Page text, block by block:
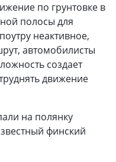
по грунтовке в
полосы для
неактивное,
автомобилисты
создает
движение
на полянку
финский